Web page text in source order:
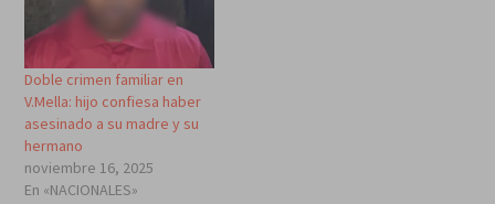
Doble crimen familiar en
V.Mella: hijo confiesa haber
asesinado a su madre y su
hermano
noviembre 16, 2025
En «NACIONALES»